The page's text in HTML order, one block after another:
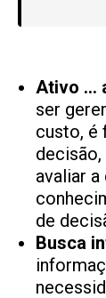
Ativo …
ser
custo, é
avaliar
de
Busca